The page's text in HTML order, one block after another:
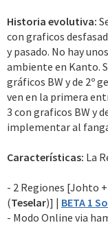
Historia evolutiva:
con graficos
y pasado. No hay
ambiente en Kanto.
gráficos BW y de 2º
ven en la primera
3 con graficos BW y
implementar al
Características: La
- 2 Regiones [Johto
(Teselar)] | BETA 1
- Modo Online via